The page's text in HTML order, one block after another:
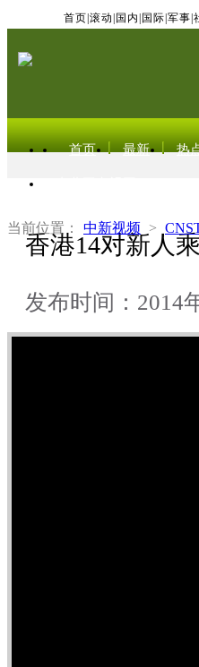
首页 滚动 国内 国际 军事
首页 最新 热
当前位置： 中新视频 >
香港14对新人
发布时间：2014